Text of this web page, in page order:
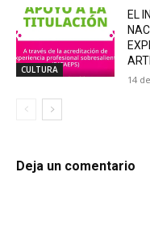
CULTURA
EL
14
Deja un comentario